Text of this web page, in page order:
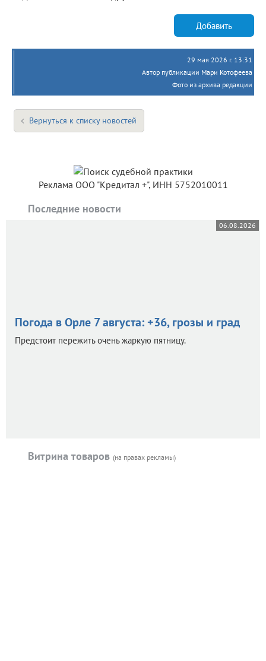
Добавить
29 мая 2026 г. 13:31
Автор публикации Мари Котофеева
Фото из архива редакции
Вернуться к списку новостей
Реклама ООО "Кредитал +", ИНН 5752010011
Последние новости
06.08.2026
Погода в Орле 7 августа: +36, грозы и град
Предстоит пережить очень жаркую пятницу.
Витрина товаров (на правах рекламы)